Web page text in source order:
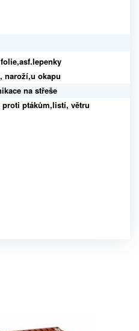
naroží,u okapu
na střeše
proti ptákům,listí, větru